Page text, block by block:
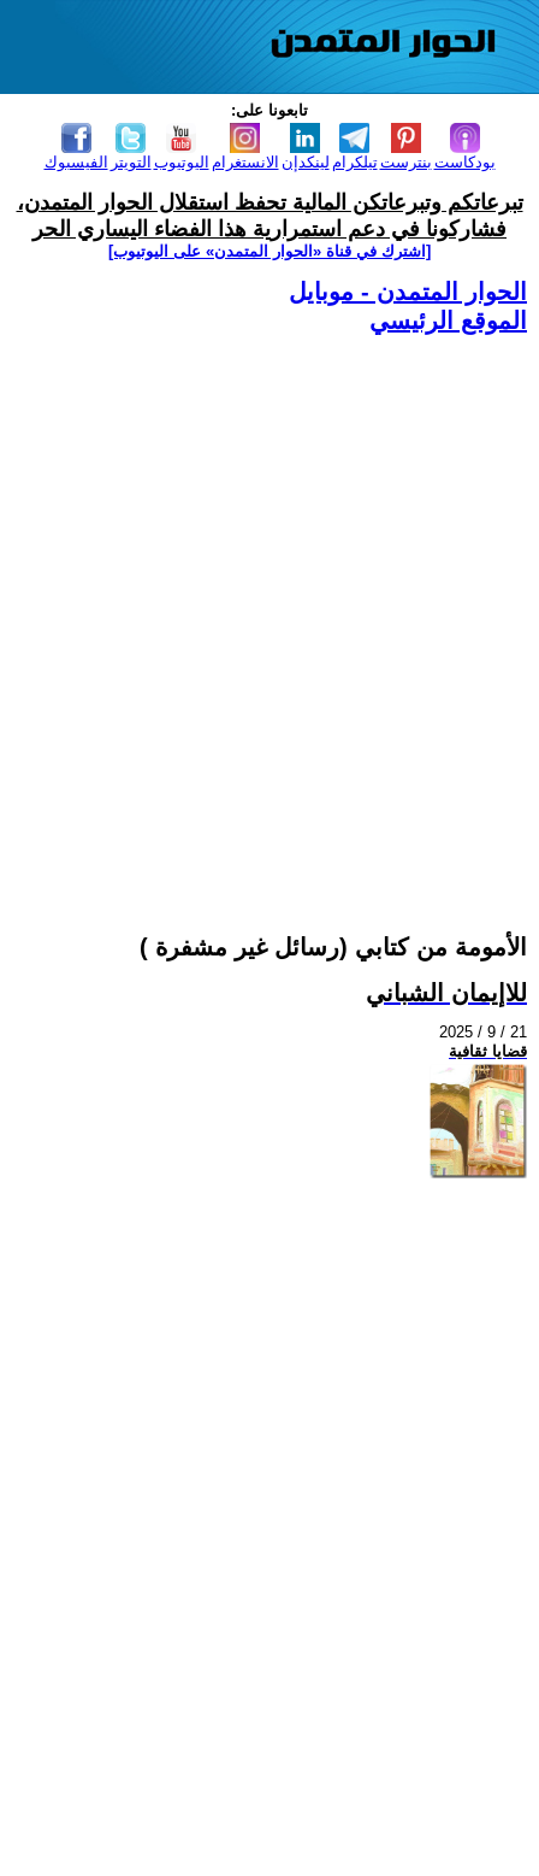
تابعونا على:
الفيسبوك التويتر اليوتيوب الانستغرام لينكدإن تيلكرامبنترست بودكاست
تبرعاتكم وتبرعاتكن المالية تحفظ استقلال الحوار المتمدن،
فشاركونا في دعم استمرارية هذا الفضاء اليساري الحر
[اشترك في قناة ‫«الحوار المتمدن» على اليوتيوب]
الحوار المتمدن - موبايل
الموقع الرئيسي
الأمومة من كتابي (رسائل غير مشفرة )
للاإيمان الشباني
2025 / 9 / 21
قضايا ثقافية